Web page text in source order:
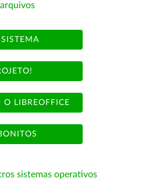
O LIBREOFFICE
sistemas operativos